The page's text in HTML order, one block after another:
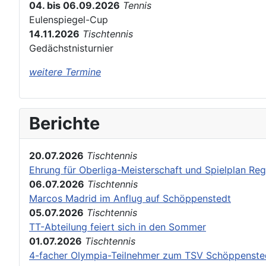
04. bis 06.09.2026 Tennis
Eulenspiegel-Cup
14.11.2026 Tischtennis
Gedächstnisturnier
weitere Termine
Berichte
20.07.2026 Tischtennis
Ehrung für Oberliga-Meisterschaft und Spielplan
06.07.2026 Tischtennis
Marcos Madrid im Anflug auf Schöppenstedt
05.07.2026 Tischtennis
TT-Abteilung feiert sich in den Sommer
01.07.2026 Tischtennis
4-facher Olympia-Teilnehmer zum TSV